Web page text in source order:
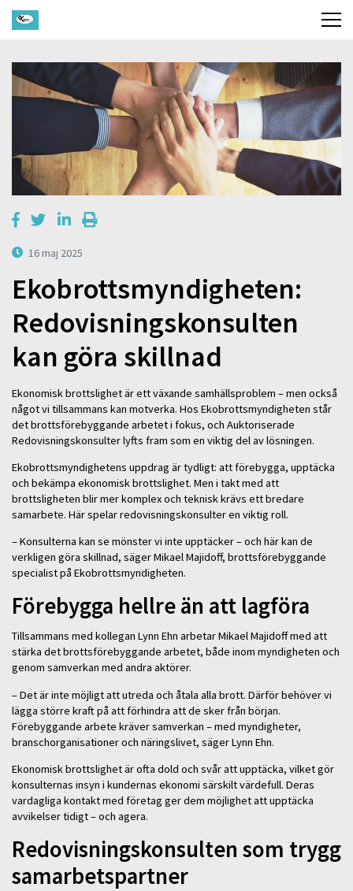
16 maj 2025
Ekobrottsmyndigheten:
Redovisningskonsulten
kan göra skillnad
Ekonomisk brottslighet är ett växande samhällsproblem – men också
något vi tillsammans kan motverka. Hos Ekobrottsmyndigheten står
det brottsförebyggande arbetet i fokus, och Auktoriserade
Redovisningskonsulter lyfts fram som en viktig del av lösningen.
Ekobrottsmyndighetens uppdrag är tydligt: att förebygga, upptäcka
och bekämpa ekonomisk brottslighet. Men i takt med att
brottsligheten blir mer komplex och teknisk krävs ett bredare
samarbete. Här spelar redovisningskonsulter en viktig roll.
– Konsulterna kan se mönster vi inte upptäcker – och här kan de
verkligen göra skillnad, säger Mikael Majidoff, brottsförebyggande
specialist på Ekobrottsmyndigheten.
Förebygga hellre än att lagföra
Tillsammans med kollegan Lynn Ehn arbetar Mikael Majidoff med att
stärka det brottsförebyggande arbetet, både inom myndigheten och
genom samverkan med andra aktörer.
– Det är inte möjligt att utreda och åtala alla brott. Därför behöver vi
lägga större kraft på att förhindra att de sker från början.
Förebyggande arbete kräver samverkan – med myndigheter,
branschorganisationer och näringslivet, säger Lynn Ehn.
Ekonomisk brottslighet är ofta dold och svår att upptäcka, vilket gör
konsulternas insyn i kundernas ekonomi särskilt värdefull. Deras
vardagliga kontakt med företag ger dem möjlighet att upptäcka
avvikelser tidigt – och agera.
Redovisningskonsulten som trygg
samarbetspartner